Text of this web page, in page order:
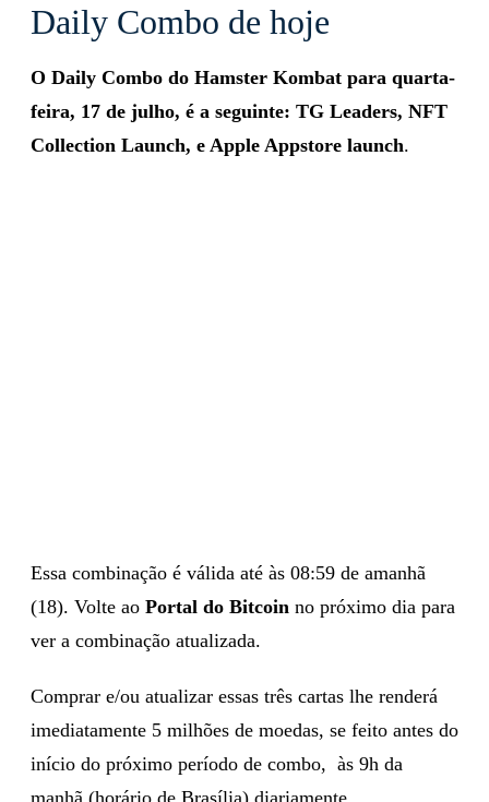
Daily Combo de hoje
O Daily Combo do Hamster Kombat para quarta-
feira, 17 de julho, é a seguinte: TG Leaders, NFT
Collection Launch, e Apple Appstore launch.
Essa combinação é válida até às 08:59 de amanhã
(18). Volte ao Portal do Bitcoin no próximo dia para
ver a combinação atualizada.
Comprar e/ou atualizar essas três cartas lhe renderá
imediatamente 5 milhões de moedas, se feito antes do
início do próximo período de combo, às 9h da
manhã (horário de Brasília) diariamente.